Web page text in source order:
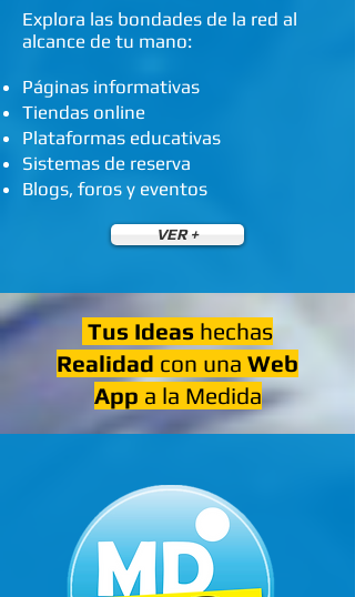
Explora las bondades de la red al
alcance de tu mano:
Páginas informativas
Tiendas online
Plataformas educativas
Sistemas de reserva
Blogs, foros y eventos
VER +
Tus Ideas hechas
Realidad con una Web
App a la Medida